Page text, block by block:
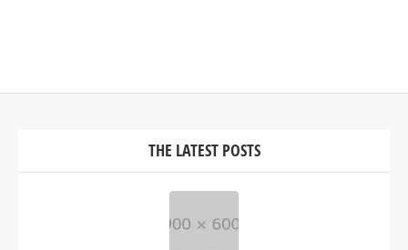
THE LATEST POSTS